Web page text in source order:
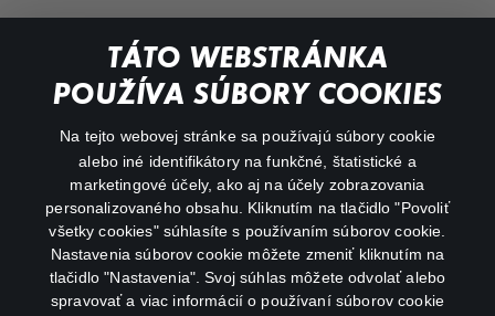
TÁTO WEBSTRÁNKA
POUŽÍVA SÚBORY COOKIES
Na tejto webovej stránke sa používajú súbory cookie
alebo iné identifikátory na funkčné, štatistické a
marketingové účely, ako aj na účely zobrazovania
personalizovaného obsahu. Kliknutím na tlačidlo "Povoliť
všetky cookies" súhlasíte s používaním súborov cookie.
Nastavenia súborov cookie môžete zmeniť kliknutím na
tlačidlo "Nastavenia". Svoj súhlas môžete odvolať alebo
spravovať a viac informácií o používaní súborov cookie
Documentaries
My profile
Important links